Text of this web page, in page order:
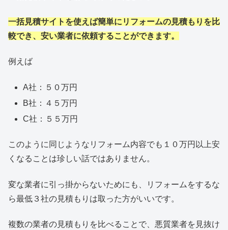
一括見積サイトを使えば簡単にリフォームの見積もりを比
較でき、安い業者に依頼することができます。
例えば
A社：５０万円
B社：４５万円
C社：５５万円
このように同じようなリフォーム内容でも１０万円以上安
くなることは珍しい話ではありません。
変な業者に引っ掛からないためにも、リフォームをするな
ら最低３社の見積もりは取った方がいいです。
複数の業者の見積もりを比べることで、悪質業者を見抜け